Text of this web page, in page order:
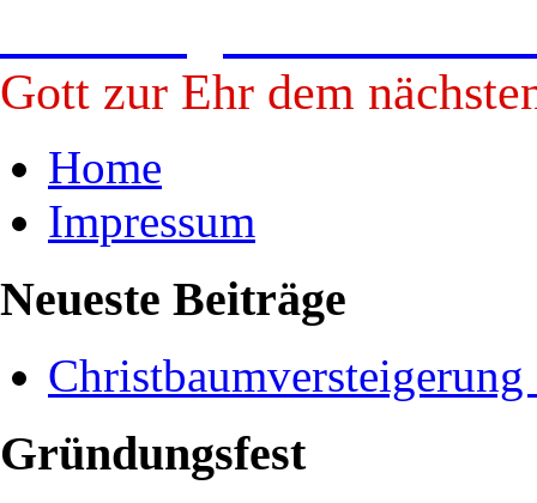
Gott zur Ehr dem
Home
Impressum
Neueste Beiträge
Christbaumversteigerung
Gründungsfest